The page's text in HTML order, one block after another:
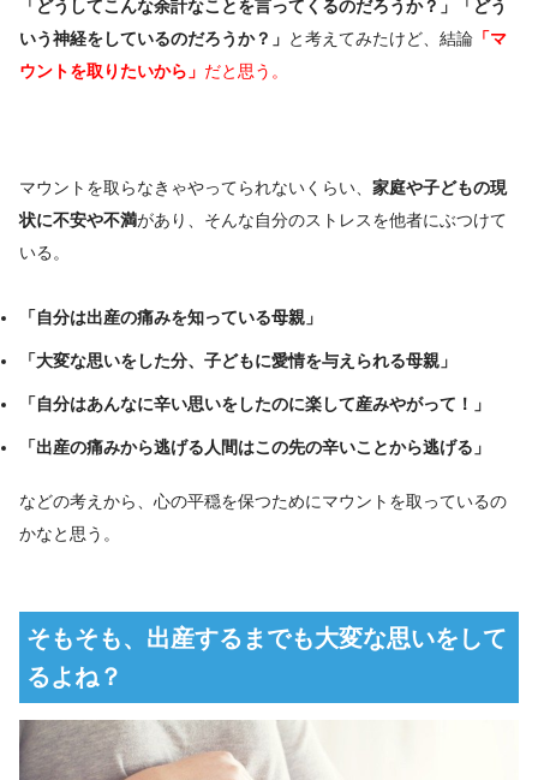
「どうしてこんな余計なことを言ってくるのだろうか？」
「どう
いう神経をしているのだろうか？」 と考えてみたけど、結論 「マ
ウントを取りたいから」 だと思う。
マウントを取らなきゃやってられないくらい、 家庭や子どもの現
状に不安や不満があり、そんな自分のストレスを他者にぶつけて
いる。
「自分は出産の痛みを知っている母親」
「大変な思いをした分、子どもに愛情を与えられる母親」
「自分はあんなに辛い思いをしたのに楽して産みやがって！」
「出産の痛みから逃げる人間はこの先の辛いことから逃げる」
などの考えから、心の平穏を保つためにマウントを取っているの
かなと思う。
そもそも、出産するまでも大変な思いをして
るよね？